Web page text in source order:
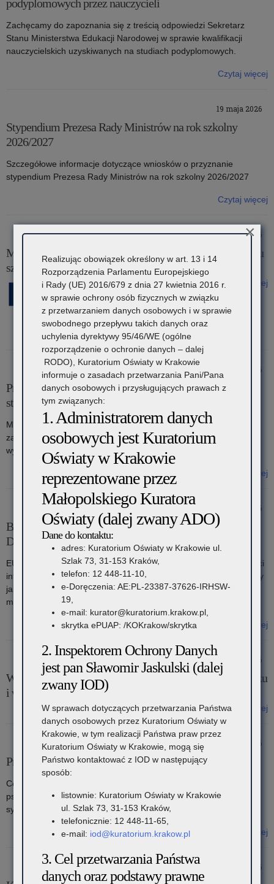
podyplomowych przez nauczycieli
Zachęcamy do zapoznania się z treścią odpowiedzi Sekretarz
Stanu Ministerstwa Edukacji Narodowej w sprawie kwalifikacji
nauczycielskich uzyskiwanych na studiach podyplomowych.
Czytaj więcej
19 maja 2026
Stypendium Prezesa Rady Ministrów na rok szkolny
2026/2027
Szczegółowe informacje dotyczące wniosków o przyznanie
stypendium Prezesa Rady Ministrów na rok szkolny 2026/2027
Czytaj więcej
18 maja 2026
Ministerstwo Edukacji Narodowej ogłosiło kalendarz roku
szkolnego 2026/2027
Czytaj więcej
o: Ministerstwo Edukacji Narodowej ogłosiło kalendarz roku
szkolnego 2026/2027
11 maja 2026
Prace Ministerstwa Edukacji Narodowej nad krajową
strategią młodzieżową
Ministerstwo Edukacji Narodowej jako koordynator działań z
zakresu polityki młodzieżowej prowadzi prace zmierzające do
wypracowania projektu krajowej strategii młodzieżowej.
Czytaj więcej
o: Prace Ministerstwa Edukacji Narodowej nad krajową strategią
6 maja 2026
Bezpłatne lekcje europejskie w szkołach – EUROPE
DIRECT Małopolska
EUROPE DIRECT Małopolska jest częścią ogólnoeuropejskiej sieci
informacyjnej nadzorowanej przez Komisję Europejską, która służy
jako regionalny łącznik między instytucjami unijnymi a
mieszkańcami naszego województwa.
Czytaj więcej
29 kwietnia 2026
Wykazy organizatorów kursów na kierownika wypoczynku
i wychowawcę wypoczynku-2026
Czytaj więcej
o: Wykazy organizatorów kursów na kierownika wypoczynku i
wychowawcę wypoczynku-2026
22 kwietnia 2026
Projekt po pierwsze Rodzina
Celem projektu jest zapewnienie kompleksowego wsparcia
psychologicznego i pedagogicznego rodzinom znajdującym się w
sytuacjach kryzysowych.
Czytaj więcej
21 kwietnia 2026
Realizując obowiązek określony w art. 13 i 14
Rozporządzenia Parlamentu Europejskiego
i Rady (UE) 2016/679 z dnia 27 kwietnia 2016 r.
w sprawie ochrony osób fizycznych w związku
z przetwarzaniem danych osobowych i w sprawie
swobodnego przepływu takich danych oraz
uchylenia dyrektywy 95/46/WE (ogólne
rozporządzenie o ochronie danych – dalej
RODO), Kuratorium Oświaty w Krakowie
informuje o zasadach przetwarzania Pani/Pana
danych osobowych i przysługujących prawach z
tym związanych:
1. Administratorem danych
osobowych jest Kuratorium
Oświaty w Krakowie
reprezentowane przez
Małopolskiego Kuratora
Oświaty (dalej zwany ADO)
Dane do kontaktu:
adres: Kuratorium Oświaty w Krakowie ul.
Szlak 73, 31-153 Kraków,
telefon: 12 448-11-10,
e-Doręczenia: AE:PL-23387-37626-IRHSW-
19,
e-mail: kurator@kuratorium.krakow.pl,
skrytka ePUAP: /KOKrakow/skrytka
2. Inspektorem Ochrony Danych
jest pan Sławomir Jaskulski (dalej
zwany IOD)
W sprawach dotyczących przetwarzania Państwa
danych osobowych przez Kuratorium Oświaty w
Krakowie, w tym realizacji Państwa praw przez
Kuratorium Oświaty w Krakowie, mogą się
Państwo kontaktować z IOD w następujący
sposób:
listownie: Kuratorium Oświaty w Krakowie
ul. Szlak 73, 31-153 Kraków,
telefonicznie: 12 448-11-65,
e-mail: iod@kuratorium.krakow.pl
3. Cel przetwarzania Państwa
danych oraz podstawy prawne
×